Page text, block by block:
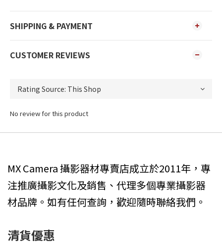
SHIPPING & PAYMENT
CUSTOMER REVIEWS
No review for this product
MX Camera 攝影器材專賣店成立於2011年，專
注推廣攝影文化及銷售、代理多個專業攝影器
材品牌。如有任何查詢，歡迎隨時聯絡我們。
清貨優惠